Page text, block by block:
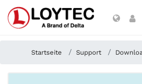
Startseite Support